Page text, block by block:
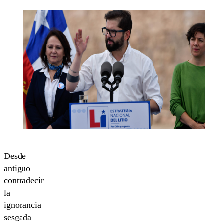
Desde
antiguo
contradecir
la
ignorancia
sesgada